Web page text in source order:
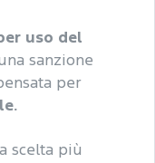
uso del
sanzione
per
scelta più